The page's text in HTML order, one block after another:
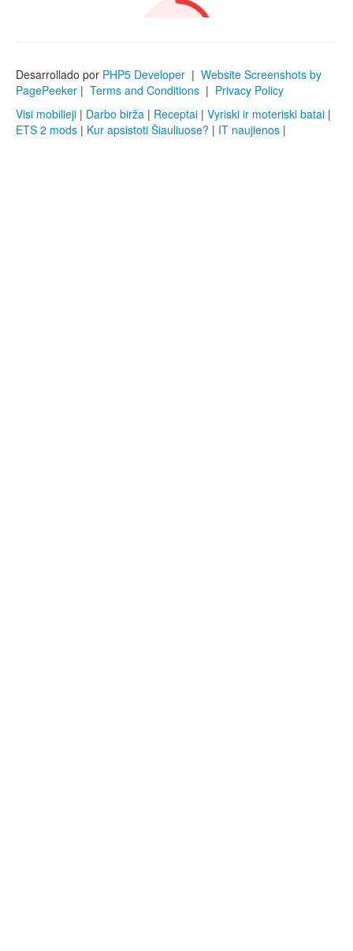
Desarrollado por PHP5 Developer | Website Screenshots by
PagePeeker | Terms and Conditions | Privacy Policy
Visi mobilieji | Darbo birža | Receptai | Vyriski ir moteriski batai |
ETS 2 mods | Kur apsistoti Šiauliuose? | IT naujienos |